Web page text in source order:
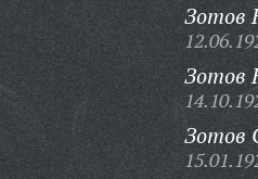
Зотов
Зотов
Зотов